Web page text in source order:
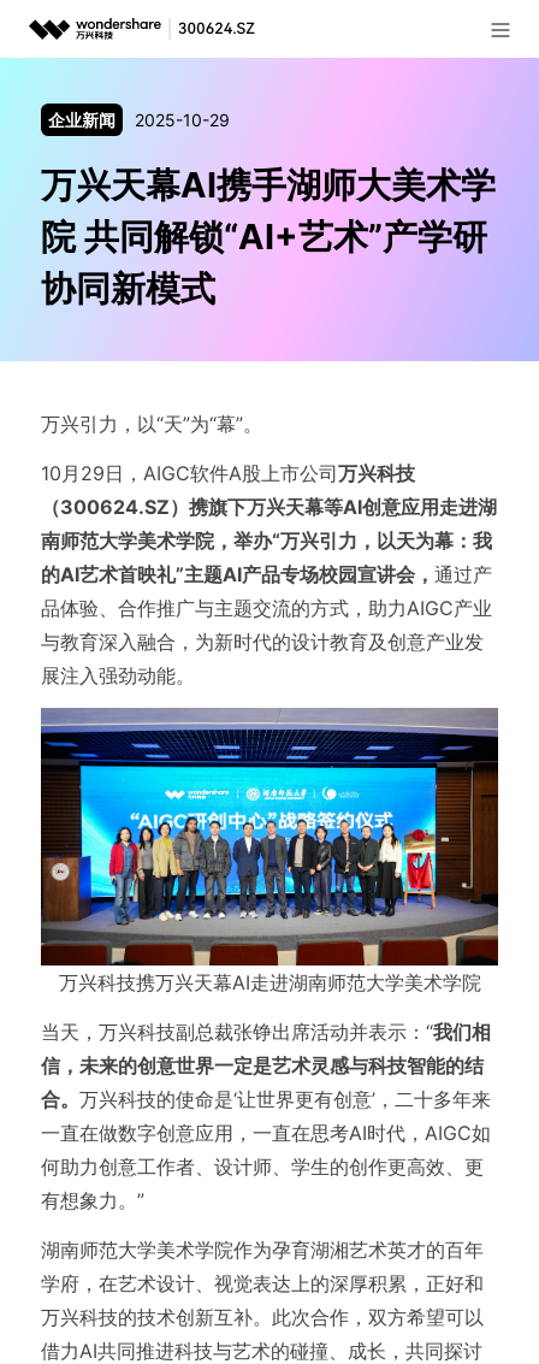
AIGC数字创意
实用工具
新闻中心
关于万兴
客服热线：4000-300624
企业新闻 2025-10-29
万兴天幕AI携手湖师大美术学
院 共同解锁“AI+艺术”产学研
协同新模式
万兴引力，以“天”为“幕”。
10月29日，AIGC软件A股上市公司万兴科技
（300624.SZ）携旗下万兴天幕等AI创意应用走进湖
南师范大学美术学院，举办“万兴引力，以天为幕：我
的AI艺术首映礼”主题AI产品专场校园宣讲会， 通过产
品体验、合作推广与主题交流的方式，助力AIGC产业
与教育深入融合，为新时代的设计教育及创意产业发
展注入强劲动能。
万兴科技携万兴天幕AI走进湖南师范大学美术学院
当天，万兴科技副总裁张铮出席活动并表示：“我们相
信，未来的创意世界一定是艺术灵感与科技智能的结
合。 万兴科技的使命是‘让世界更有创意’，二十多年来
一直在做数字创意应用，一直在思考AI时代，AIGC如
何助力创意工作者、设计师、学生的创作更高效、更
有想象力。”
湖南师范大学美术学院作为孕育湖湘艺术英才的百年
学府，在艺术设计、视觉表达上的深厚积累，正好和
万兴科技的技术创新互补。此次合作，双方希望可以
借力AI共同推进科技与艺术的碰撞、成长，共同探讨